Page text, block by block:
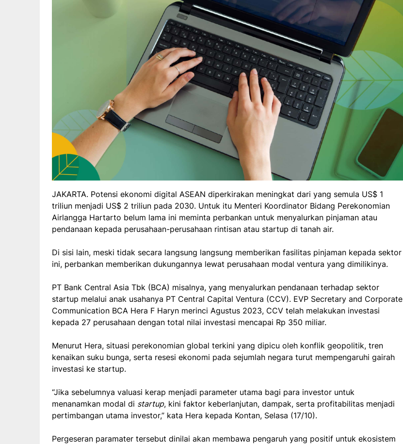
JAKARTA. Potensi ekonomi digital ASEAN diperkirakan meningkat dari yang semula US$ 1
triliun menjadi US$ 2 triliun pada 2030. Untuk itu Menteri Koordinator Bidang Perekonomian
Airlangga Hartarto belum lama ini meminta perbankan untuk menyalurkan pinjaman atau
pendanaan kepada perusahaan-perusahaan rintisan atau startup di tanah air.
Di sisi lain, meski tidak secara langsung langsung memberikan fasilitas pinjaman kepada sektor
ini, perbankan memberikan dukungannya lewat perusahaan modal ventura yang dimilikinya.
PT Bank Central Asia Tbk (BCA) misalnya, yang menyalurkan pendanaan terhadap sektor
startup melalui anak usahanya PT Central Capital Ventura (CCV). EVP Secretary and Corporate
Communication BCA Hera F Haryn merinci Agustus 2023, CCV telah melakukan investasi
kepada 27 perusahaan dengan total nilai investasi mencapai Rp 350 miliar.
Menurut Hera, situasi perekonomian global terkini yang dipicu oleh konflik geopolitik, tren
kenaikan suku bunga, serta resesi ekonomi pada sejumlah negara turut mempengaruhi gairah
investasi ke startup.
“Jika sebelumnya valuasi kerap menjadi parameter utama bagi para investor untuk
menanamkan modal di startup, kini faktor keberlanjutan, dampak, serta profitabilitas menjadi
pertimbangan utama investor,” kata Hera kepada Kontan, Selasa (17/10).
Pergeseran paramater tersebut dinilai akan membawa pengaruh yang positif untuk ekosistem